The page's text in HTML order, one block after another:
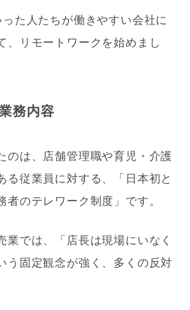
た人たちが働きやすい会社に
、リモートワークを始めまし
務内容
のは、店舗管理職や育児・介護
る従業員に対する、「日本初と
者のテレワーク制度」です。
業では、「店長は現場にいなく
う固定観念が強く、多くの反対